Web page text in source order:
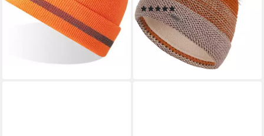
lieferbar - in 2-3 Werktagen bei dir
(2)
24,90 € UVP29,90 €
-17%
lieferbar - in 4-5 Werktagen bei dir
+1